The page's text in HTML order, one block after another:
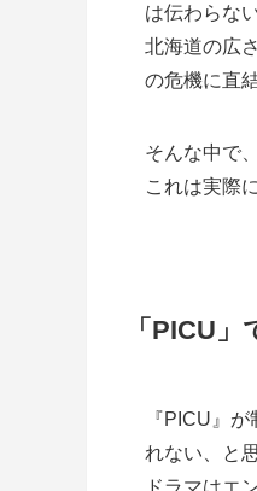
は伝わらな
北海道の広
の危機に直
そんな中で
これは実際
「PICU
『PICU』
れない、と